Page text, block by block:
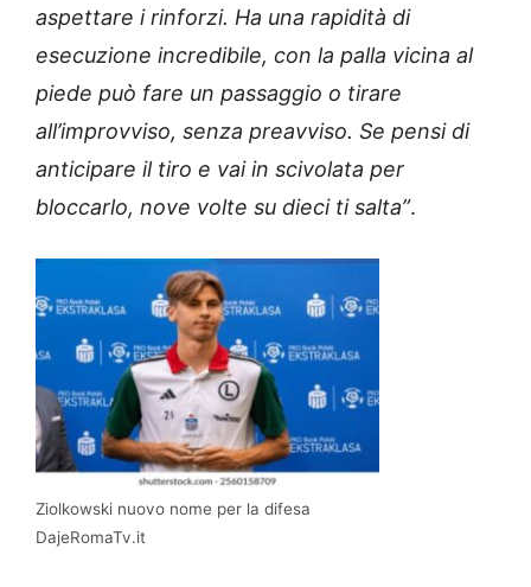
aspettare i rinforzi. Ha una rapidità di
esecuzione incredibile, con la palla vicina al
piede può fare un passaggio o tirare
all’improvviso, senza preavviso. Se pensi di
anticipare il tiro e vai in scivolata per
bloccarlo, nove volte su dieci ti salta”.
Ziolkowski nuovo nome per la difesa
DajeRomaTv.it